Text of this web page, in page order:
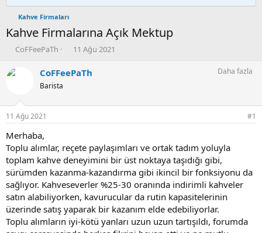
Kahve Firmaları
Kahve Firmalarına Açık Mektup
K
n
u
b
a
ş
a
t
a
n
CoFFeePaTh
B
ş
ı
a
r
i
h
i
11 Ağu 2021
CoFFeePaTh
Barista
Daha fazla
11 Ağu 2021 #1
Merhaba,
Toplu alımlar, reçete paylaşımları ve ortak tadım yoluyla
toplam kahve deneyimini bir üst noktaya taşıdığı gibi,
sürümden kazanma-kazandırma gibi ikincil bir fonksiyonu da
sağlıyor. Kahveseverler %25-30 oranında indirimli kahveler
satın alabiliyorken, kavurucular da rutin kapasitelerinin
üzerinde satış yaparak bir kazanım elde edebiliyorlar.
Toplu alımların iyi-kötü yanları uzun uzun tartışıldı, forumda